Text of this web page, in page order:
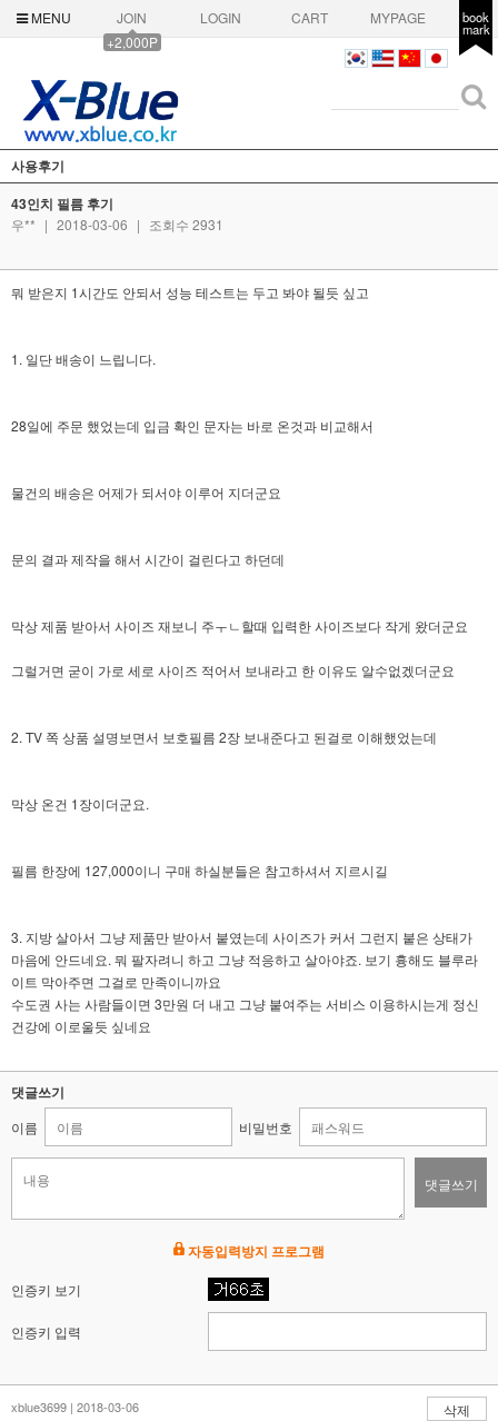
MENU
JOIN
+2,000P
LOGIN CART MYPAGE book
mark
사용후기
43인치 필름 후기
우** | 2018-03-06 | 조회수 2931
뭐 받은지 1시간도 안되서 성능 테스트는 두고 봐야 될듯 싶고
1. 일단 배송이 느립니다.
28일에 주문 했었는데 입금 확인 문자는 바로 온것과 비교해서
물건의 배송은 어제가 되서야 이루어 지더군요
문의 결과 제작을 해서 시간이 걸린다고 하던데
막상 제품 받아서 사이즈 재보니 주ㅜㄴ할때 입력한 사이즈보다 작게 왔더군요
그럴거면 굳이 가로 세로 사이즈 적어서 보내라고 한 이유도 알수없겠더군요
2. TV 쪽 상품 설명보면서 보호필름 2장 보내준다고 된걸로 이해했었는데
막상 온건 1장이더군요.
필름 한장에 127,000이니 구매 하실분들은 참고하셔서 지르시길
3. 지방 살아서 그냥 제품만 받아서 붙였는데 사이즈가 커서 그런지 붙은 상태가
마음에 안드네요. 뭐 팔자려니 하고 그냥 적응하고 살아야죠. 보기 흉해도 블루라
이트 막아주면 그걸로 만족이니까요
수도권 사는 사람들이면 3만원 더 내고 그냥 붙여주는 서비스 이용하시는게 정신
건강에 이로울듯 싶네요
댓글쓰기
이름 비밀번호
댓글쓰기
자동입력방지 프로그램
인증키 보기
인증키 입력
xblue3699 | 2018-03-06
삭제